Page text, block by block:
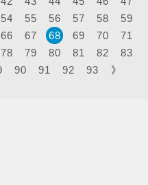
54 55 56 57 58
59
66 67 68 69 70
71
78 79 80 81 82
83
90 91 92 93 》